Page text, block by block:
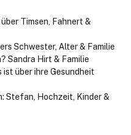
Timsen, Fahnert &
Schwester, Alter & Familie
Sandra Hirt & Familie
über ihre Gesundheit
Stefan, Hochzeit, Kinder &